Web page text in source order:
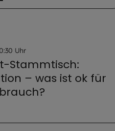
Uhr
Stammtisch:
– was ist ok für